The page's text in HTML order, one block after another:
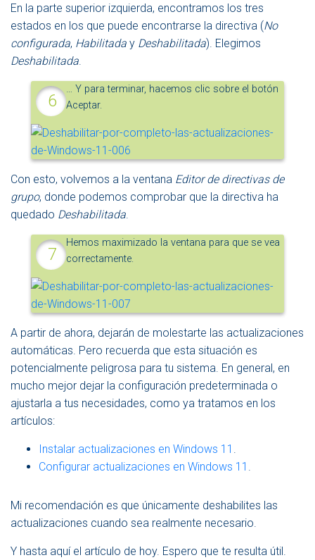
En la parte superior izquierda, encontramos los tres
estados en los que puede encontrarse la directiva (No
configurada, Habilitada y Deshabilitada). Elegimos
Deshabilitada
… Y para terminar, hacemos clic sobre el botón
Aceptar.
Con esto, volvemos a la ventana Editor de directivas de
grupo, donde podemos comprobar que la directiva ha
quedado Deshabilitada
Hemos maximizado la ventana para que se vea
correctamente.
A partir de ahora, dejarán de molestarte las actualizaciones
automáticas. Pero recuerda que esta situación es
potencialmente peligrosa para tu sistema. En general, en
mucho mejor dejar la configuración predeterminada o
ajustarla a tus necesidades, como ya tratamos en los
artículos:
Instalar actualizaciones en Windows 11
Configurar actualizaciones en Windows 11
Mi recomendación es que únicamente deshabilites las
actualizaciones cuando sea realmente necesario.
Y hasta aquí el artículo de hoy. Espero que te resulta útil.